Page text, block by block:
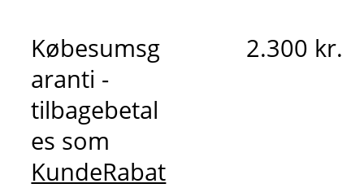
Købesumsg
aranti -
tilbagebetal
es som
KundeRabat
2.300 kr.